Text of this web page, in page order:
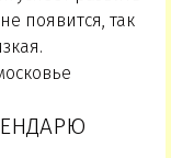
появится, так